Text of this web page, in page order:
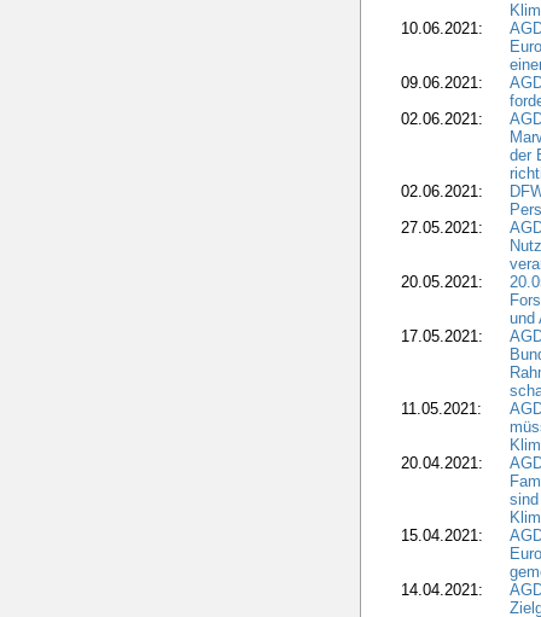
10.06.2021:
09.06.2021:
02.06.2021:
der
02.06.2021:
27.05.2021:
20.05.2021:
und
17.05.2021:
11.05.2021:
20.04.2021:
15.04.2021:
14.04.2021: